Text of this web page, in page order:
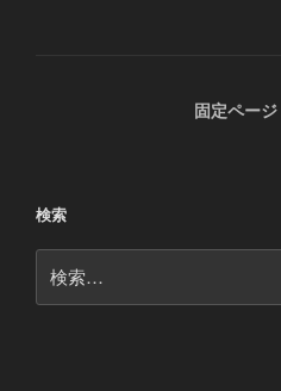
ペ
ジ
送
固定ページ
検索
索: